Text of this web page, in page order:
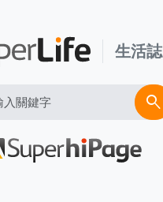
生活誌
search